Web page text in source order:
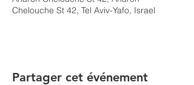
Chelouche St 42, Tel Aviv-Yafo, Israel
Partager cet événement